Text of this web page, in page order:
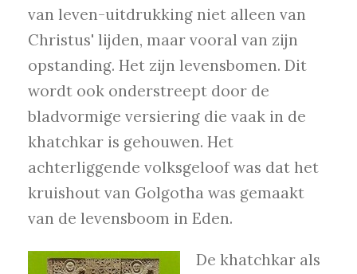
van leven-uitdrukking niet alleen van
Christus' lijden, maar vooral van zijn
opstanding. Het zijn levensbomen. Dit
wordt ook onderstreept door de
bladvormige versiering die vaak in de
khatchkar is gehouwen. Het
achterliggende volksgeloof was dat het
kruishout van Golgotha was gemaakt
van de levensboom in Eden.
De khatchkar als